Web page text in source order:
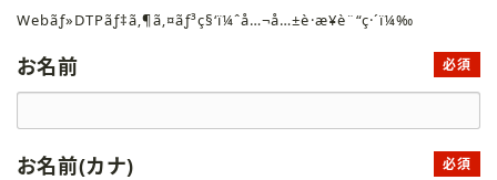
Webãƒ»DTPãƒ‡ã‚¶ã‚¤ãƒ³ç§‘ï¼ˆå…¬å…±è·æ¥­è¨“ç·´ï¼‰
お名前 必須
お名前(カナ) 必須